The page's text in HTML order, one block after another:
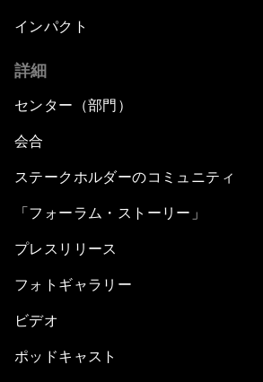
インパクト
詳細
センター（部門）
会合
ステークホルダーのコミュニティ
「フォーラム・ストーリー」
プレスリリース
フォトギャラリー
ビデオ
ポッドキャスト